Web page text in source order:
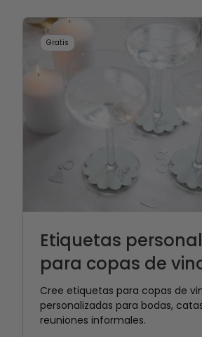
Gratis
Etiquetas
para copas de
Cree etiquetas para copas de
personalizadas para bodas,
reuniones informales.